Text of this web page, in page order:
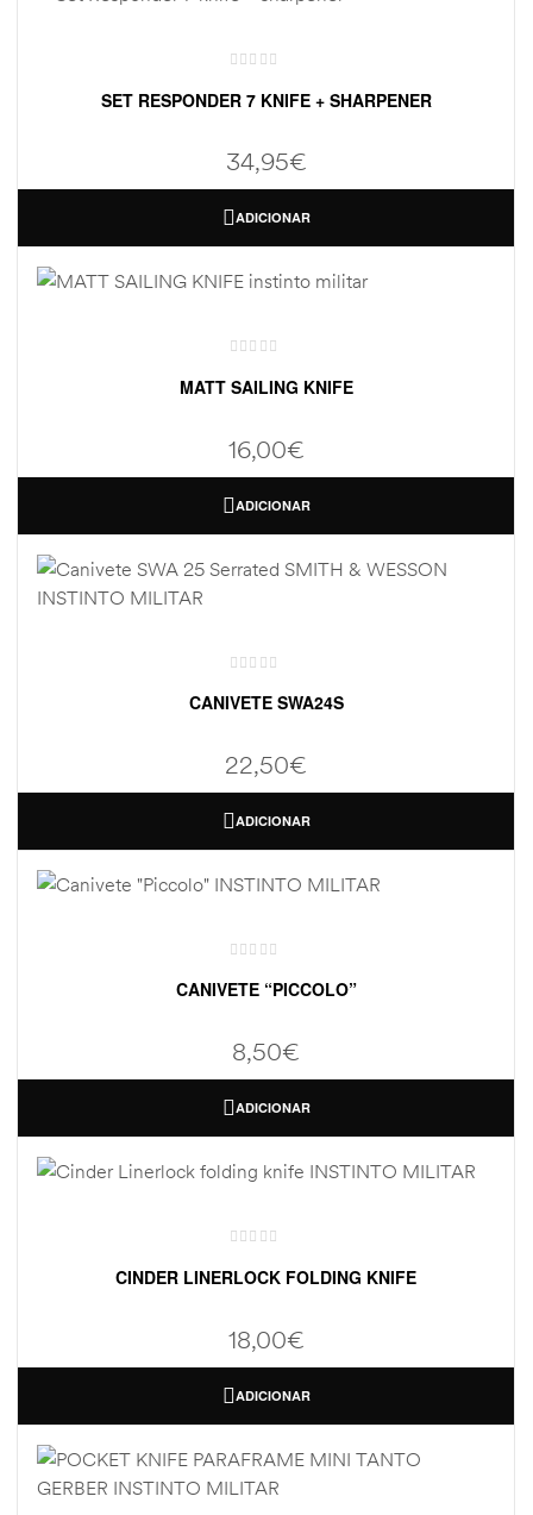
SET RESPONDER 7 KNIFE + SHARPENER
34,95€
ADICIONAR
MATT SAILING KNIFE
16,00€
ADICIONAR
CANIVETE SWA24S
22,50€
ADICIONAR
CANIVETE “PICCOLO”
8,50€
ADICIONAR
CINDER LINERLOCK FOLDING KNIFE
18,00€
ADICIONAR